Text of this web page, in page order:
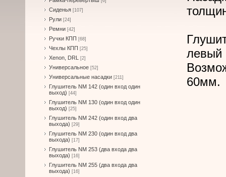
Сиденья [107]
Рули [24]
Ремни [42]
Ручки КПП [68]
Чехлы КПП [25]
Xenon, DRL [2]
Универсальное [52]
Универсальные насадки [211]
Глушитель NM 142 (один вход один
выход) [44]
Глушитель NM 130 (один вход один
выход) [25]
Глушитель NM 242 (один вход два
выхода) [29]
Глушитель NM 230 (один вход два
выхода) [17]
Глушитель NM 253 (два входа два
выхода) [16]
Глушитель NM 255 (два входа два
выхода) [16]
левый
60мм.